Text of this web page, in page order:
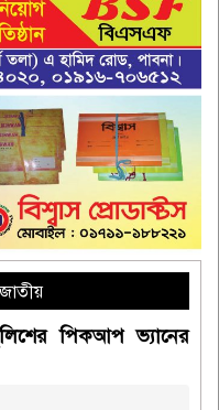
জাতীয়
পিকআপ ভ্যানের